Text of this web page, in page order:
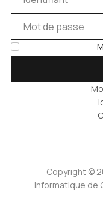
Copyright ©
Informatique de